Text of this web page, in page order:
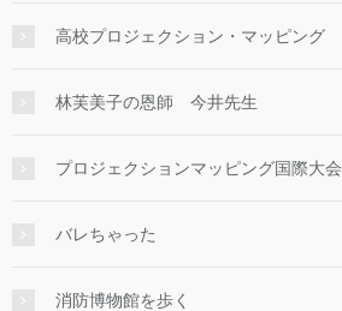
高校プロジェクション・マッピング
林芙美子の恩師 今井先生
プロジェクションマッピング国際大会
バレちゃった
消防博物館を歩く